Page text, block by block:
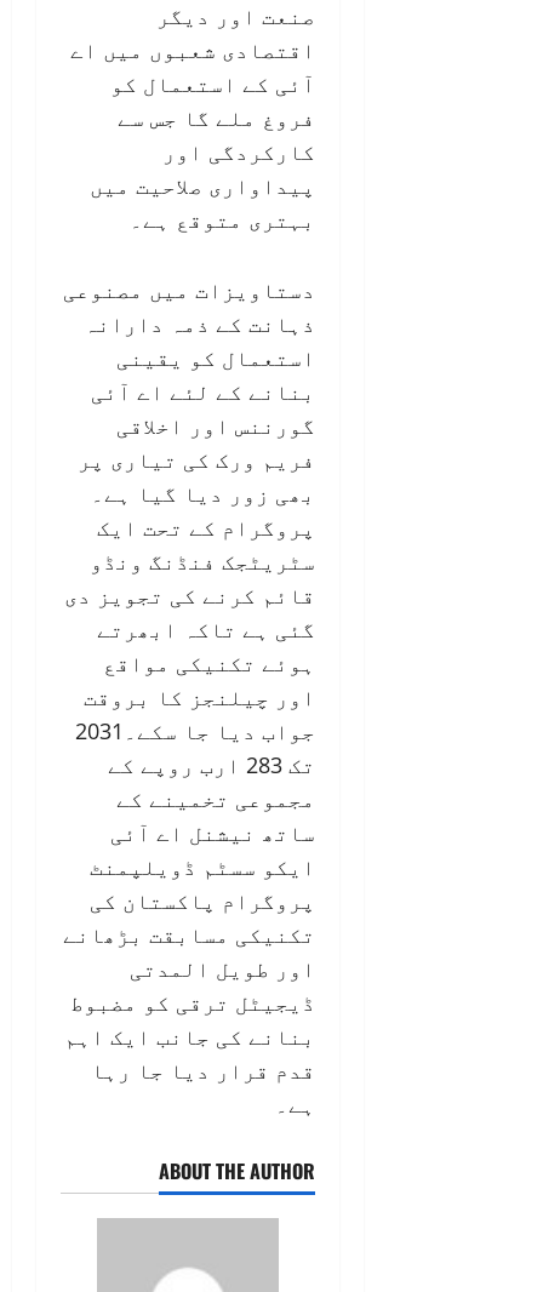
صنعت اور دیگر
اقتصادی شعبوں میں اے
آئی کے استعمال کو
فروغ ملے گا جس سے
کارکردگی اور
پیداواری صلاحیت میں
بہتری متوقع ہے۔
دستاویزات میں مصنوعی
ذہانت کے ذمہ دارانہ
استعمال کو یقینی
بنانے کے لئے اے آئی
گورننس اور اخلاقی
فریم ورک کی تیاری پر
بھی زور دیا گیا ہے۔
پروگرام کے تحت ایک
سٹریٹجک فنڈنگ ونڈو
قائم کرنے کی تجویز دی
گئی ہے تاکہ ابھرتے
ہوئے تکنیکی مواقع
اور چیلنجز کا بروقت
جواب دیا جا سکے۔2031
تک 283 ارب روپے کے
مجموعی تخمینے کے
ساتھ نیشنل اے آئی
ایکو سسٹم ڈویلپمنٹ
پروگرام پاکستان کی
تکنیکی مسابقت بڑھانے
اور طویل المدتی
ڈیجیٹل ترقی کو مضبوط
بنانے کی جانب ایک اہم
قدم قرار دیا جا رہا
ہے۔
ABOUT THE AUTHOR